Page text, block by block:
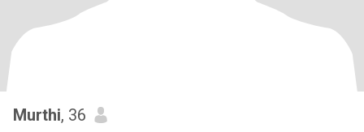
Murthi, 36